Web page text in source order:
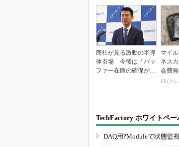
商社が見る激動の半導
体市場 今後は「バッ
ファー在庫の確保が重
マイ
ネス
会費
1.125%
PR(ク
TechFactory ホワイトペ
DAQ用?Moduleで状態監